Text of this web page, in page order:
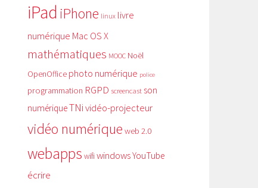
iPad iPhone linux livre
numérique Mac OS X
mathématiques MOOC Noël
OpenOffice photo numérique police
programmation RGPD screencast son
numériqueTNividéo-projecteur
vidéo numérique web 2.0
webapps wifi windowsYouTube
écrire